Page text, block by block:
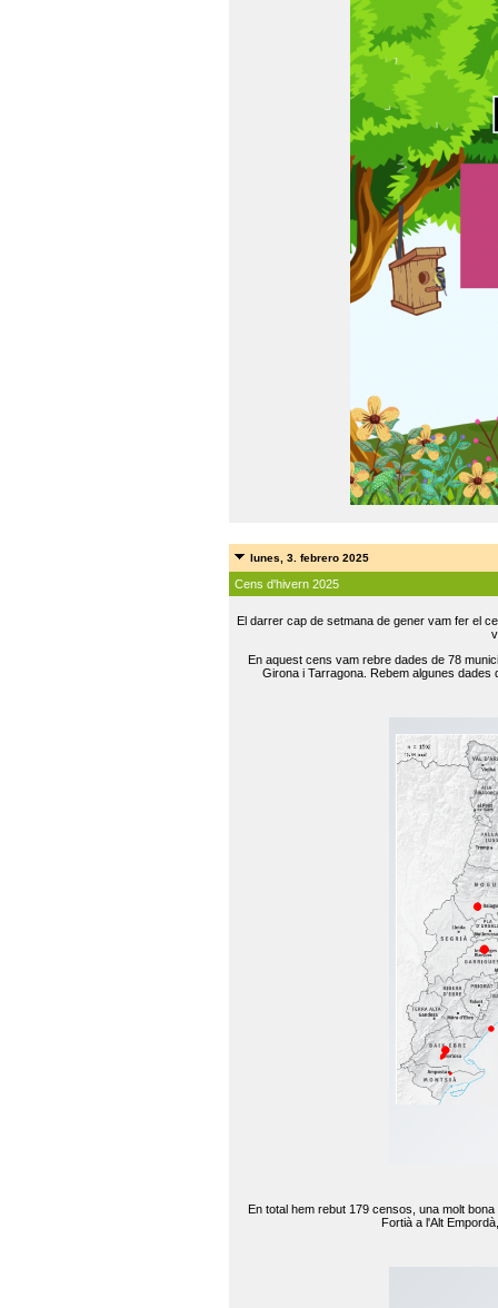
lunes, 3. febrero 2025
Cens d'hivern 2025
El darrer cap de setmana de gener vam fer el
En aquest cens vam rebre dades de 78
Girona i Tarragona. Rebem algunes
En total hem rebut 179 censos, una molt
Fortià a l'Alt